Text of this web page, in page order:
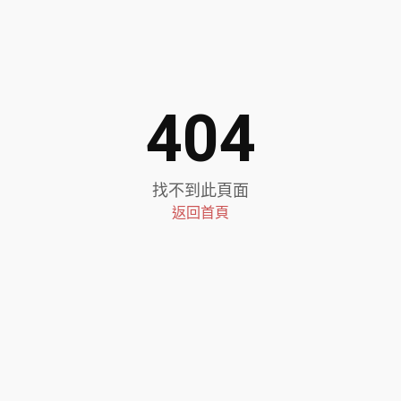
404
找不到此頁面
返回首頁